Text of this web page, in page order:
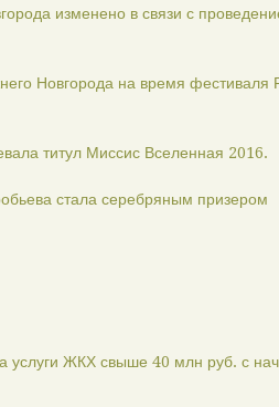
изменено в связи с
Новгорода на время фестиваля
титул Миссис Вселенная 2016.
стала серебряным призером
услуги ЖКХ свыше 40 млн руб. с